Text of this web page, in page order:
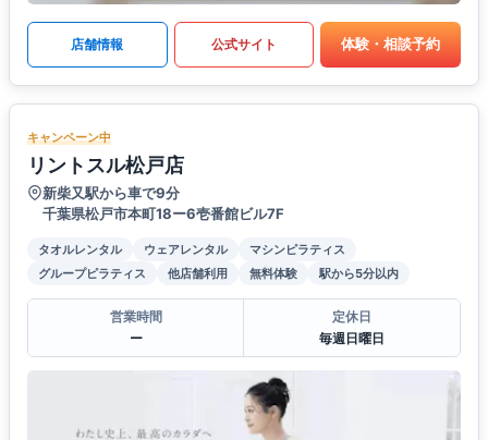
店舗情報 公式サイト 体験・相談予約
キャンペーン中
リントスル松戸店
新柴又駅から車で9分
千葉県松戸市本町18ー6壱番館ビル7F
タオルレンタル ウェアレンタル
マシンピラティス
グループピラティス
他店舗利用 無料体験 駅から5分以内
営業時間
ー
定休日
毎週日曜日